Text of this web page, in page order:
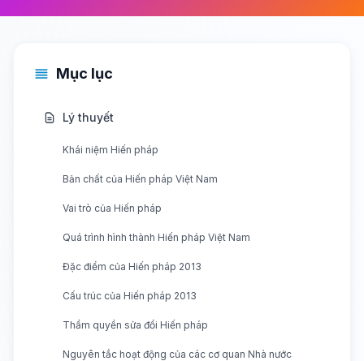
Mục lục
Lý thuyết
Khái niệm Hiến pháp
Bản chất của Hiến pháp Việt Nam
Vai trò của Hiến pháp
Quá trình hình thành Hiến pháp Việt Nam
Đặc điểm của Hiến pháp 2013
Cấu trúc của Hiến pháp 2013
Thẩm quyền sửa đổi Hiến pháp
Nguyên tắc hoạt động của các cơ quan Nhà nước